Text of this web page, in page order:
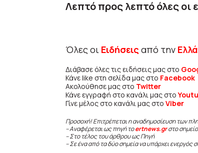
Λεπτό προς λεπτό όλες οι
Όλες οι Ειδήσεις από την
Διάβασε όλες τις ειδήσεις μας στο
Κάνε like στη σελίδα μας στο Facebook
Ακολούθησε μας στο Twitter
Κάνε εγγραφή στο κανάλι μας στο
Γίνε μέλος στο κανάλι μας στο Viber
Προσοχή! Επιτρέπεται η αναδημοσίευση των
– Αναφέρεται ως πηγή τοertnews.gr στο
– Στο τέλος του άρθρου ως Πηγή
– Σε ένα από τα δύο σημεία να υπάρχει ενεργός